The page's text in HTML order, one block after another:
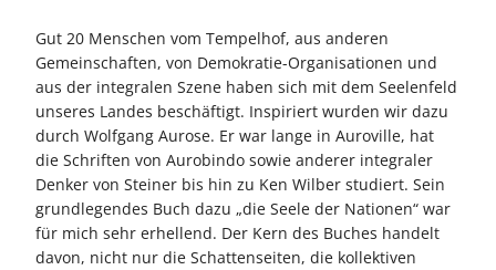
Gut 20 Menschen vom Tempelhof, aus anderen
Gemeinschaften, von Demokratie-Organisationen und
aus der integralen Szene haben sich mit dem Seelenfeld
unseres Landes beschäftigt. Inspiriert wurden wir dazu
durch Wolfgang Aurose. Er war lange in Auroville, hat
die Schriften von Aurobindo sowie anderer integraler
Denker von Steiner bis hin zu Ken Wilber studiert. Sein
grundlegendes Buch dazu „die Seele der Nationen“ war
für mich sehr erhellend. Der Kern des Buches handelt
davon, nicht nur die Schattenseiten, die kollektiven